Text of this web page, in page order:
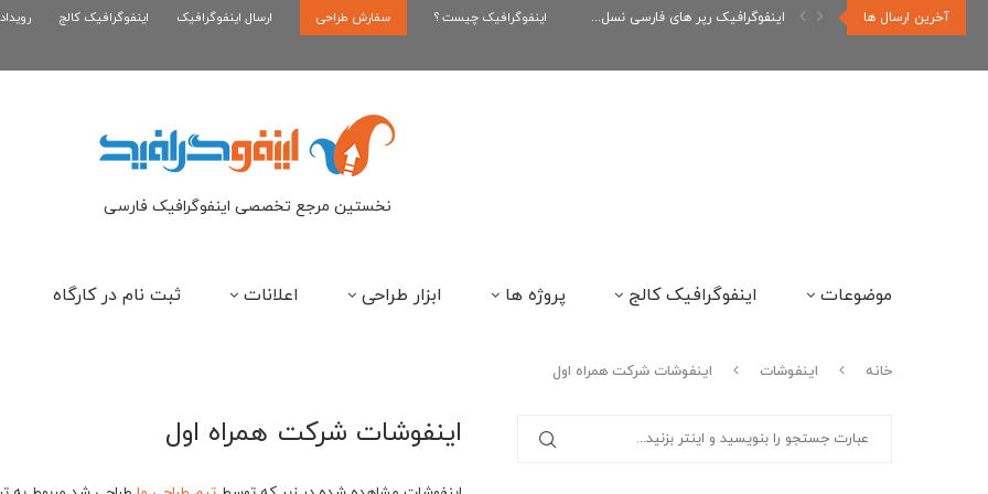
آخرین ارسال ها اینفوگرافیک رپر های فارسی نسل... اینفوگرافیک بازی کلش رویال اینفوگرافیک چیست ؟ سفارش طراحی ارسال اینفوگرافیک اینفوگرافیک کالج
نخستین مرجع تخصصی اینفوگرافیک فارسی
موضوعات اینفوگرافیک کالج پروژه ها ابزار طراحی اعلانات ثبت نام در کارگاه
خانه اینفوشات اینفوشات شرکت همراه اول
اینفوشات شرکت همراه اول